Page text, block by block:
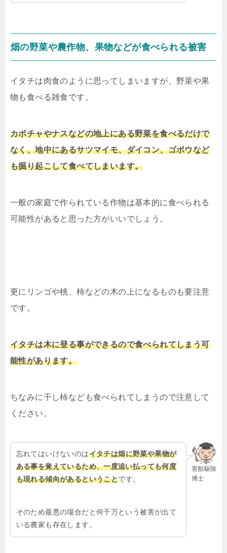
畑の野菜や農作物、果物などが食べられる被害
イタチは肉食のように思ってしまいますが、野菜や果
物も食べる雑食です。
カボチャやナスなどの地上にある野菜を食べるだけで
なく、地中にあるサツマイモ、ダイコン、ゴボウなど
も掘り起こして食べてしまいます。
一般の家庭で作られている作物は基本的に食べられる
可能性があると思った方がいいでしょう。
更にリンゴや桃、柿などの木の上になるものも要注意
です。
イタチは木に登る事ができるので食べられてしまう可
能性があります。
ちなみに干し柿なども食べられてしまうので注意して
ください。
害獣駆除
博士
忘れてはいけないのはイタチは畑に野菜や果物が
ある事を覚えているため、一度追い払っても何度
も現れる傾向があるということです。
そのため最悪の場合だと何千万という被害が出て
いる農家も存在します。